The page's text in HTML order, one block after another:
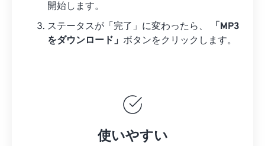
開始します。
ステータスが「完了」に変わったら、
「MP3
をダウンロード」 ボタンをクリックします。
使いやすい